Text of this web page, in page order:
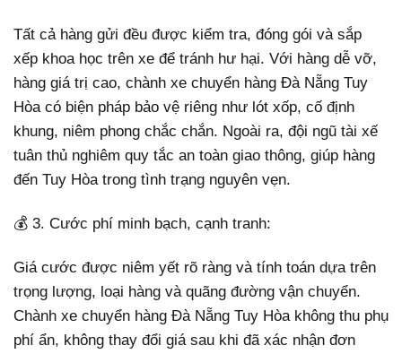
Tất cả hàng gửi đều được kiểm tra, đóng gói và sắp
xếp khoa học trên xe để tránh hư hại. Với hàng dễ vỡ,
hàng giá trị cao, chành xe chuyển hàng Đà Nẵng Tuy
Hòa có biện pháp bảo vệ riêng như lót xốp, cố định
khung, niêm phong chắc chắn. Ngoài ra, đội ngũ tài xế
tuân thủ nghiêm quy tắc an toàn giao thông, giúp hàng
đến Tuy Hòa trong tình trạng nguyên vẹn.
💰 3. Cước phí minh bạch, cạnh tranh:
Giá cước được niêm yết rõ ràng và tính toán dựa trên
trọng lượng, loại hàng và quãng đường vận chuyển.
Chành xe chuyển hàng Đà Nẵng Tuy Hòa không thu phụ
phí ẩn, không thay đổi giá sau khi đã xác nhận đơn